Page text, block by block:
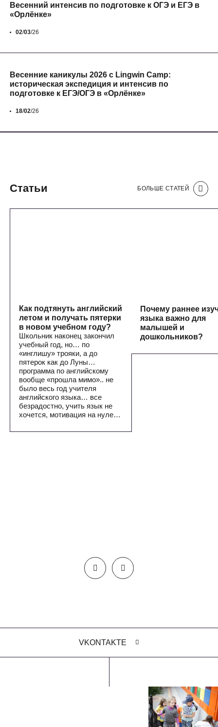
Весенний интенсив по подготовке к ОГЭ и ЕГЭ в
«Орлёнке»
02/03/26
Весенние каникулы 2026 с Lingwin Camp:
историческая экспедиция и интенсив по
подготовке к ЕГЭ/ОГЭ в «Орлёнке»
18/02/26
Статьи БОЛЬШЕ СТАТЕЙ
Как подтянуть английский
летом и получать пятерки
в новом учебном году?
Школьник наконец закончил
учебный год, но… по
«инглишу» трояки, а до
пятерок как до Луны…
программа по английскому
вообще «прошла мимо».. не
было весь год учителя
английского языка… все
безрадостно, учить язык не
хочется, мотивация на нуле…
Почему раннее
языка важно для
малышей и
дошкольников?
VKONTAKTE